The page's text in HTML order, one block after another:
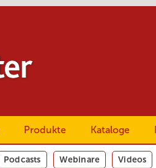
Produkte Kataloge
Podcasts Webinare Videos